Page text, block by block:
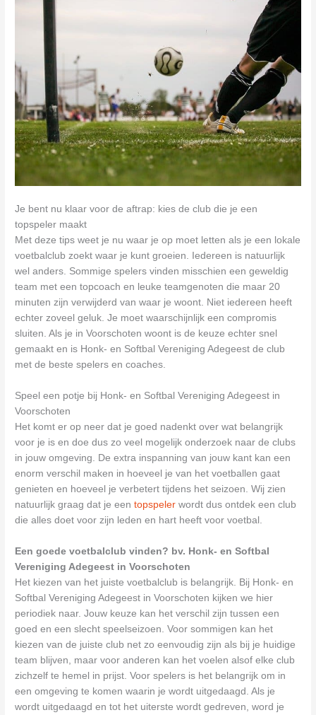
Je bent nu klaar voor de aftrap: kies de club die je een
topspeler maakt
Met deze tips weet je nu waar je op moet letten als je een lokale
voetbalclub zoekt waar je kunt groeien. Iedereen is natuurlijk
wel anders. Sommige spelers vinden misschien een geweldig
team met een topcoach en leuke teamgenoten die maar 20
minuten zijn verwijderd van waar je woont. Niet iedereen heeft
echter zoveel geluk. Je moet waarschijnlijk een compromis
sluiten. Als je in Voorschoten woont is de keuze echter snel
gemaakt en is Honk- en Softbal Vereniging Adegeest de club
met de beste spelers en coaches.
Speel een potje bij Honk- en Softbal Vereniging Adegeest in
Voorschoten
Het komt er op neer dat je goed nadenkt over wat belangrijk
voor je is en doe dus zo veel mogelijk onderzoek naar de clubs
in jouw omgeving. De extra inspanning van jouw kant kan een
enorm verschil maken in hoeveel je van het voetballen gaat
genieten en hoeveel je verbetert tijdens het seizoen. Wij zien
natuurlijk graag dat je eentopspeler wordt dus ontdek een club
die alles doet voor zijn leden en hart heeft voor voetbal.
Een goede voetbalclub vinden? bv. Honk- en Softbal
Vereniging Adegeest in Voorschoten
Het kiezen van het juiste voetbalclub is belangrijk. Bij Honk- en
Softbal Vereniging Adegeest in Voorschoten kijken we hier
periodiek naar. Jouw keuze kan het verschil zijn tussen een
goed en een slecht speelseizoen. Voor sommigen kan het
kiezen van de juiste club net zo eenvoudig zijn als bij je huidige
team blijven, maar voor anderen kan het voelen alsof elke club
zichzelf te hemel in prijst. Voor spelers is het belangrijk om in
een omgeving te komen waarin je wordt uitgedaagd. Als je
wordt uitgedaagd en tot het uiterste wordt gedreven, word je